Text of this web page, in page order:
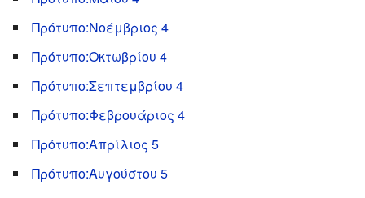
Πρότυπο:Νοέμβριος 4
Πρότυπο:Οκτωβρίου 4
Πρότυπο:Σεπτεμβρίου 4
Πρότυπο:Φεβρουάριος 4
Πρότυπο:Απρίλιος 5
Πρότυπο:Αυγούστου 5